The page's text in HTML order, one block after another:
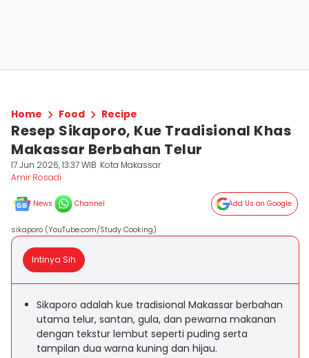
Home Food Recipe
Resep Sikaporo, Kue Tradisional Khas
Makassar Berbahan Telur
17 Jun 2026, 13:37 WIB Kota Makassar
Amir Rosadi
News Channel Add Us on Google
sikaporo (YouTube.com/Study Cooking)
Intinya Sih
Sikaporo adalah kue tradisional Makassar berbahan
utama telur, santan, gula, dan pewarna makanan
dengan tekstur lembut seperti puding serta
tampilan dua warna kuning dan hijau.